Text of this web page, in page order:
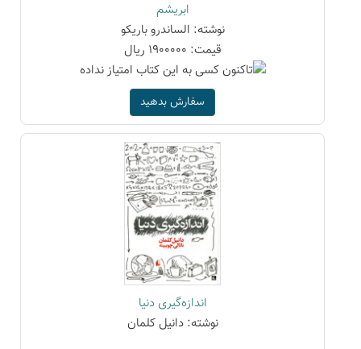
ابریشم
نوشته: الساندرو باریکو
قیمت: 1900000 ریال
سفارش بدهید
اندازه‌گیری دنیا
نوشته: دانیل کلمان